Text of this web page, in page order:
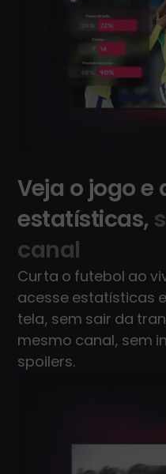
Veja o jogo
estatísticas,
canal
Curta o futebol ao
acesse estatísticas
tela, sem sair da
mesmo canal, sem
spoilers.